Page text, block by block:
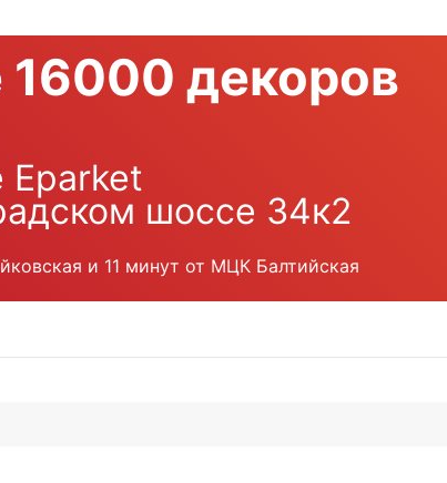
декоров
Eparket
шоссе 34к2
и 11 минут от МЦК Балтийская